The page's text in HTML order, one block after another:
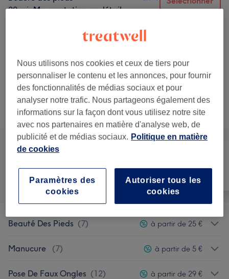
20 minMa prestation en détail...
Ma prestation en détail...
28 €
Beauté des pieds et pose de vernis
40 minMa prestation en détail...
35 € Sélectionner
Ce n'est pas ce que vous recherchiez ?
Recherchez dans notre liste de prestations
Manucure et
Beauté des pieds
Beauté Des Pieds (7) à partir de 25 €
Manucure (7) à partir de 5 €
Pose De Faux Ongles (12) à partir de 29 €
Nous utilisons nos cookies et ceux de tiers pour
personnaliser le contenu et les annonces, pour fournir
des fonctionnalités de médias sociaux et pour
analyser notre trafic. Nous partageons également des
informations sur la façon dont vous utilisez notre site
avec nos partenaires en matière d'analyse web, de
publicité et de médias sociaux. Politique en matière
de cookies
Autoriser tous les
cookies
Paramètres des
cookies